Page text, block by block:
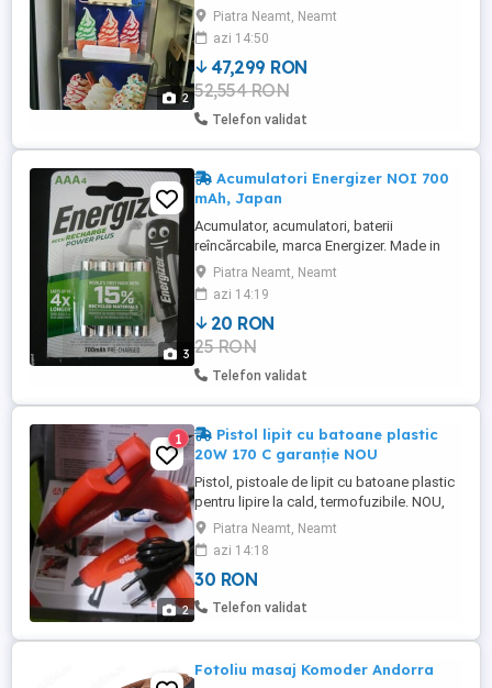
2
stradal, compact, eficient si rezistent. 3
sortimente plus 2 toppinguri, functia de
topping poate fi pornita sau oprita in
functie de cerintele clientului. Doua
compresoare unul pentru refrigerare in
timpul zilei si unul pentru ...
Piatra Neamt, Neamt
azi 14:50
47,299 RON
52,554 RON
Telefon validat
3
Acumulatori Energizer NOI 700
mAh, Japan
Acumulator, acumulatori, baterii
reîncărcabile, marca Energizer. Made in
Japan. NOI, nefolosiți, sigilați, în ambalajul
original. Preîncărcați, gata de utilizare.
NIMH Nichel-MetalHydride. Capacitate 700
mAh. Tensiune 1,2 Volti. Tip AAA, micro,
HR06. Poze reale. Preț 20 lei setul de 4
bucăți. Vând ...
Piatra Neamt, Neamt
azi 14:19
20 RON
25 RON
Telefon validat
2
1
Pistol lipit cu batoane plastic
20W 170 C garanție NOU
Pistol, pistoale de lipit cu batoane plastic
pentru lipire la cald, termofuzibile. NOU,
sigilat, nefolosit, în ambalajul original. 3
ani garanție cu bon fiscal, factură și
certificat de garanție. Topește batoanele
de plastic obținîndu-se un adeziv cald
pentru îmbinări lipite permanente, izolări,
Piatra Neamt, Neamt
azi 14:18
30 RON
Telefon validat
Fotoliu masaj Komoder Andorra